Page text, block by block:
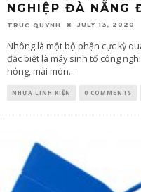
NGHIỆP ĐÀ NẴNG
TRUC QUYNH JULY 13, 2020
Nhông là một bộ phận cực kỳ
đặc biệt là máy sinh tố công
hỏng, mài mòn...
NHỰA LINH KIỆN 0 COMMENTS